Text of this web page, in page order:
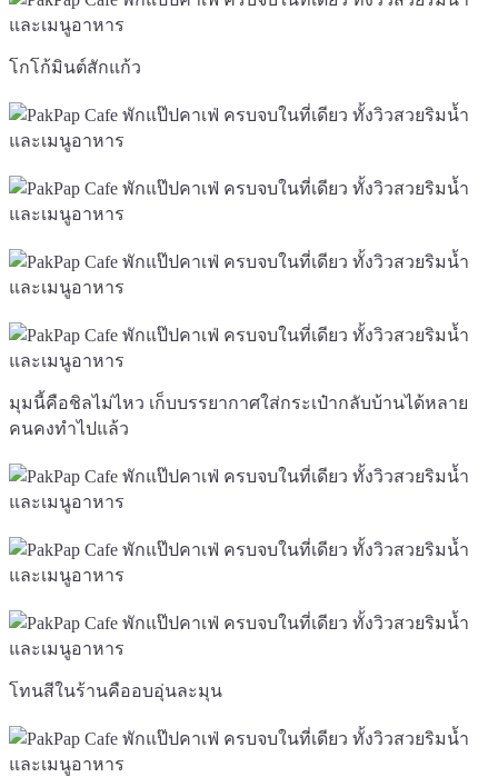
โกโก้มินต์สักแก้ว
มุมนี้คือชิลไม่ไหว เก็บบรรยากาศใส่กระเป๋ากลับบ้านได้หลาย
คนคงทำไปแล้ว
โทนสีในร้านคืออบอุ่นละมุน